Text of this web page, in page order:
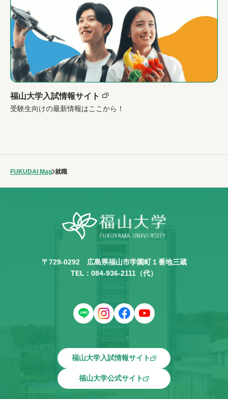
福山大学入試情報サイト
受験生向けの最新情報はここから！
FUKUDAI Mag 就職
〒729-0292 広島県福山市学園町１番地三蔵
TEL : 084-936-2111 （代）
福山大学入試情報サイト
福山大学公式サイト